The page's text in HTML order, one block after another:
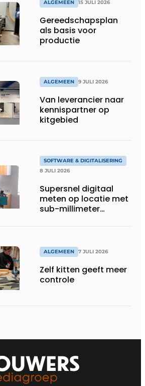
ALGEMEEN 15 JULI 2026
Gereedschapsplan
als basis voor
productie
ALGEMEEN 9 JULI 2026
Van leverancier naar
kennispartner op
kitgebied
SOFTWARE & DIGITALISERING
8 JULI 2026
Supersnel digitaal
meten op locatie met
sub-millimeter
ALGEMEEN 7 JULI 2026
Zelf kitten geeft meer
controle